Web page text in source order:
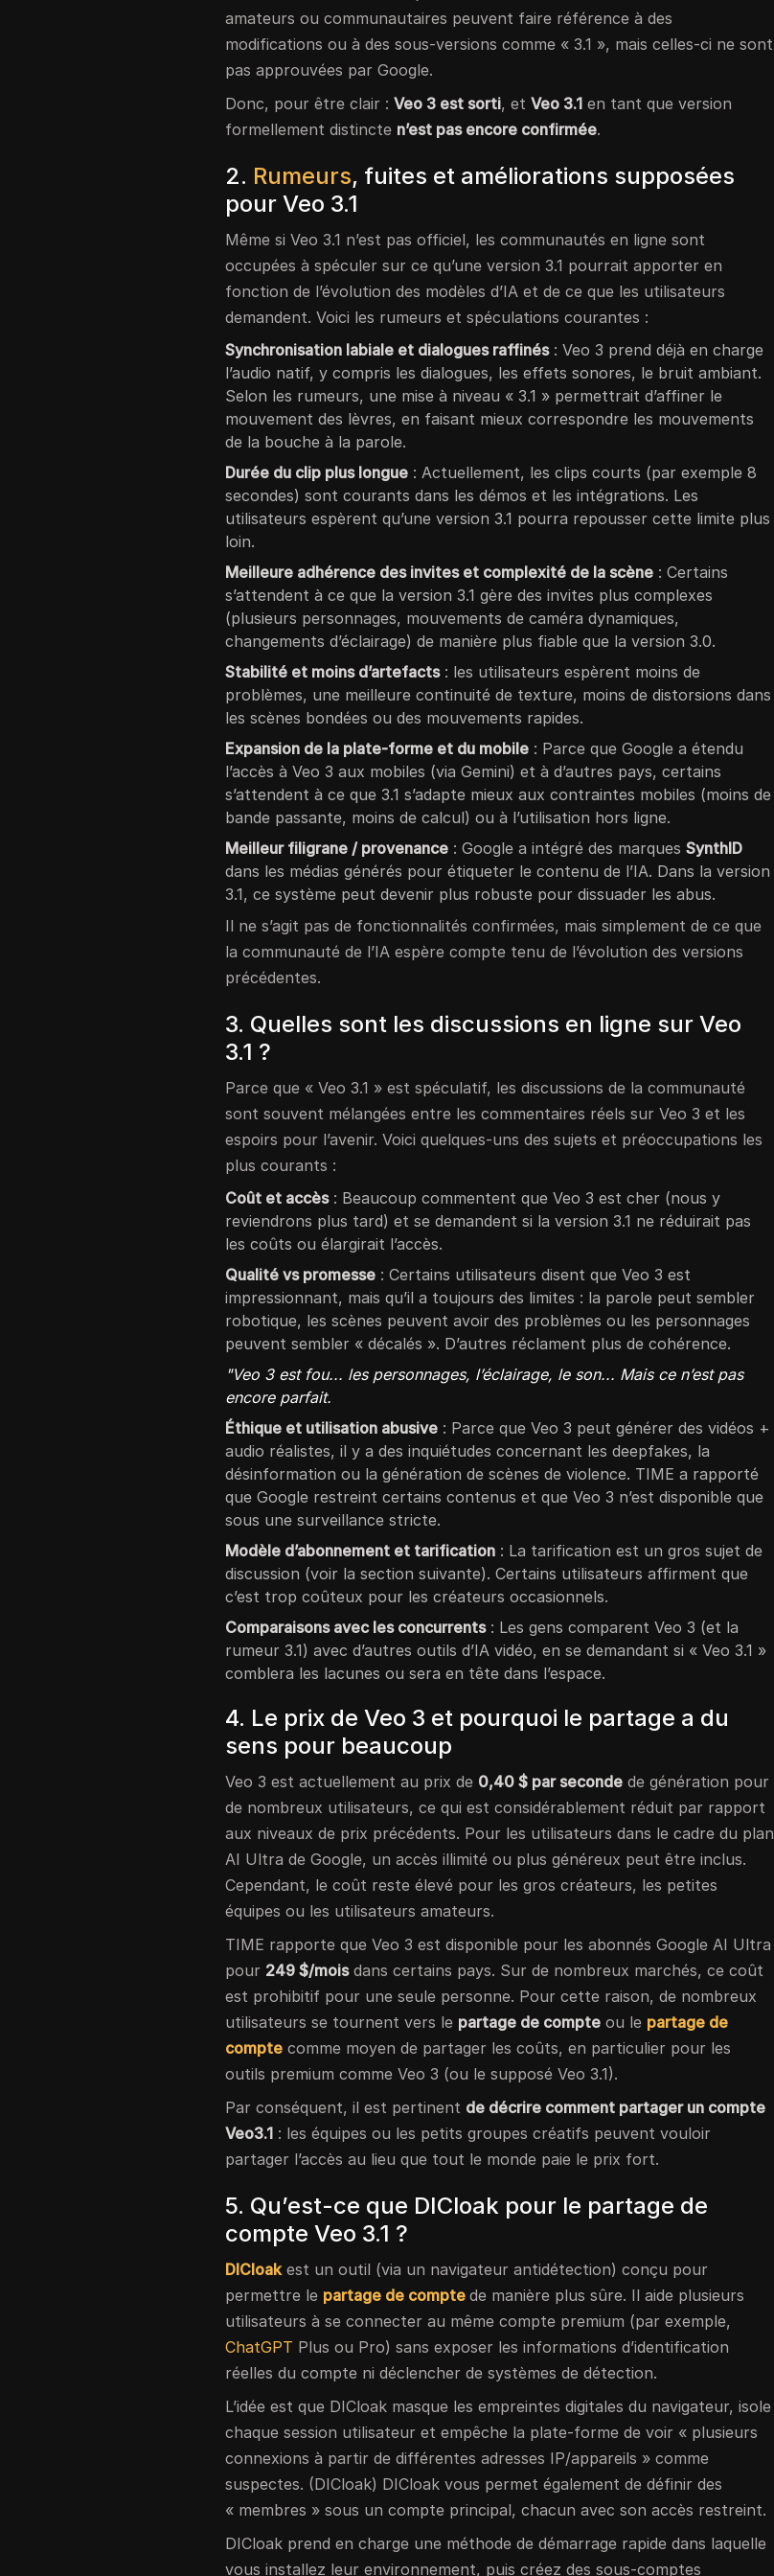
amateurs ou communautaires peuvent faire référence à des
modifications ou à des sous-versions comme « 3.1 », mais celles-ci ne sont
pas approuvées par Google.
Donc, pour être clair :Veo 3 est sorti, etVeo 3.1 en tant que version
formellement distincte n’est pas encore confirmée.
2. Rumeurs, fuites et améliorations supposées
pour Veo 3.1
Même si Veo 3.1 n’est pas officiel, les communautés en ligne sont
occupées à spéculer sur ce qu’une version 3.1 pourrait apporter en
fonction de l’évolution des modèles d’IA et de ce que les utilisateurs
demandent. Voici les rumeurs et spéculations courantes :
Synchronisation labiale et dialogues raffinés: Veo 3 prend déjà en charge
l’audio natif, y compris les dialogues, les effets sonores, le bruit ambiant.
Selon les rumeurs, une mise à niveau « 3.1 » permettrait d’affiner le
mouvement des lèvres, en faisant mieux correspondre les mouvements
de la bouche à la parole.
Durée du clip plus longue : Actuellement, les clips courts (par exemple 8
secondes) sont courants dans les démos et les intégrations. Les
utilisateurs espèrent qu’une version 3.1 pourra repousser cette limite plus
loin.
Meilleure adhérence des invites et complexité de la scène : Certains
s’attendent à ce que la version 3.1 gère des invites plus complexes
(plusieurs personnages, mouvements de caméra dynamiques,
changements d’éclairage) de manière plus fiable que la version 3.0.
Stabilité et moins d’artefacts: les utilisateurs espèrent moins de
problèmes, une meilleure continuité de texture, moins de distorsions dans
les scènes bondées ou des mouvements rapides.
Expansion de la plate-forme et du mobile : Parce que Google a étendu
l’accès à Veo 3 aux mobiles (via Gemini) et à d’autres pays, certains
s’attendent à ce que 3.1 s’adapte mieux aux contraintes mobiles (moins de
bande passante, moins de calcul) ou à l’utilisation hors ligne.
Meilleur filigrane / provenance : Google a intégré des marquesSynthID
dans les médias générés pour étiqueter le contenu de l’IA. Dans la version
3.1, ce système peut devenir plus robuste pour dissuader les abus.
Il ne s’agit pas de fonctionnalités confirmées, mais simplement de ce que
la communauté de l’IA espère compte tenu de l’évolution des versions
précédentes.
3. Quelles sont les discussions en ligne sur Veo
3.1 ?
Parce que « Veo 3.1 » est spéculatif, les discussions de la communauté
sont souvent mélangées entre les commentaires réels sur Veo 3 et les
espoirs pour l’avenir. Voici quelques-uns des sujets et préoccupations les
plus courants :
Coût et accès: Beaucoup commentent que Veo 3 est cher (nous y
reviendrons plus tard) et se demandent si la version 3.1 ne réduirait pas
les coûts ou élargirait l’accès.
Qualité vs promesse : Certains utilisateurs disent que Veo 3 est
impressionnant, mais qu’il a toujours des limites : la parole peut sembler
robotique, les scènes peuvent avoir des problèmes ou les personnages
peuvent sembler « décalés ». D’autres réclament plus de cohérence.
"Veo 3 est fou... les personnages, l’éclairage, le son... Mais ce n’est pas
encore parfait.
Éthique et utilisation abusive : Parce que Veo 3 peut générer des vidéos +
audio réalistes, il y a des inquiétudes concernant les deepfakes, la
désinformation ou la génération de scènes de violence. TIME a rapporté
que Google restreint certains contenus et que Veo 3 n’est disponible que
sous une surveillance stricte.
Modèle d’abonnement et tarification : La tarification est un gros sujet de
discussion (voir la section suivante). Certains utilisateurs affirment que
c’est trop coûteux pour les créateurs occasionnels.
Comparaisons avec les concurrents: Les gens comparent Veo 3 (et la
rumeur 3.1) avec d’autres outils d’IA vidéo, en se demandant si « Veo 3.1 »
comblera les lacunes ou sera en tête dans l’espace.
4. Le prix de Veo 3 et pourquoi le partage a du
sens pour beaucoup
Veo 3 est actuellement au prix de 0,40 $ par seconde de génération pour
de nombreux utilisateurs, ce qui est considérablement réduit par rapport
aux niveaux de prix précédents. Pour les utilisateurs dans le cadre du plan
AI Ultra de Google, un accès illimité ou plus généreux peut être inclus.
Cependant, le coût reste élevé pour les gros créateurs, les petites
équipes ou les utilisateurs amateurs.
TIME rapporte que Veo 3 est disponible pour les abonnés Google AI Ultra
pour 249 $/moisdans certains pays. Sur de nombreux marchés, ce coût
est prohibitif pour une seule personne. Pour cette raison, de nombreux
utilisateurs se tournent vers le partage de compte ou le partage de
compte comme moyen de partager les coûts, en particulier pour les
outils premium comme Veo 3 (ou le supposé Veo 3.1).
Par conséquent, il est pertinent de décrire comment partager un compte
Veo3.1 : les équipes ou les petits groupes créatifs peuvent vouloir
partager l’accès au lieu que tout le monde paie le prix fort.
5. Qu’est-ce que DICloak pour le partage de
compte Veo 3.1 ?
DICloakest un outil (via un navigateur antidétection) conçu pour
permettre le partage de comptede manière plus sûre. Il aide plusieurs
utilisateurs à se connecter au même compte premium (par exemple,
ChatGPT Plus ou Pro) sans exposer les informations d’identification
réelles du compte ni déclencher de systèmes de détection.
L’idée est que DICloak masque les empreintes digitales du navigateur, isole
chaque session utilisateur et empêche la plate-forme de voir « plusieurs
connexions à partir de différentes adresses IP/appareils » comme
suspectes. (DICloak) DICloak vous permet également de définir des
« membres » sous un compte principal, chacun avec son accès restreint.
DICloak prend en charge une méthode de démarrage rapide dans laquelle
vous installez leur environnement, puis créez des sous-comptes